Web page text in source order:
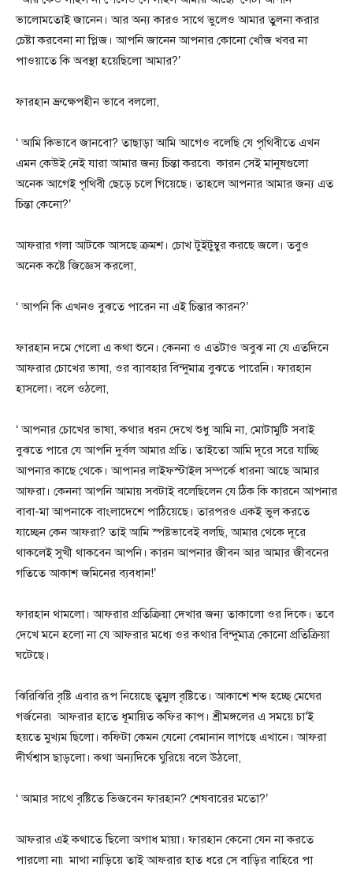
ভালোমতোই জানেন। আর অন্য কারও সাথে ভুলেও আমার তুলনা করার
চেষ্টা করবেনা না প্লিজ। আপনি জানেন আপনার কোনো খোঁজ খবর না
পাওয়াতে কি অবস্থা হয়েছিলো আমার?’
ফারহান ভ্রুক্ষেপহীন ভাবে বললো,
‘ আমি কিভাবে জানবো? তাছাড়া আমি আগেও বলেছি যে পৃথিবীতে এখন
এমন কেউই নেই যারা আমার জন্য চিন্তা করবে৷ কারন সেই মানুষগুলো
অনেক আগেই পৃথিবী ছেড়ে চলে গিয়েছে। তাহলে আপনার আমার জন্য এত
চিন্তা কেনো?’
আফরার গলা আটকে আসছে ক্রমশ। চোখ টুইটুম্বুর করছে জলে। তবুও
অনেক কষ্টে জিজ্ঞেস করলো,
‘ আপনি কি এখনও বুঝতে পারেন না এই চিন্তার কারন?’
ফারহান দমে গেলো এ কথা শুনে। কেননা ও এতটাও অবুঝ না যে এতদিনে
আফরার চোখের ভাষা, ওর ব্যাবহার বিন্দুমাত্র বুঝতে পারেনি। ফারহান
হাসলো। বলে ওঠলো,
‘ আপনার চোখের ভাষা, কথার ধরন দেখে শুধু আমি না, মোটামুটি সবাই
বুঝতে পারে যে আপনি দুর্বল আমার প্রতি। তাইতো আমি দূরে সরে যাচ্ছি
আপনার কাছে থেকে। আপানর লাইফস্টাইল সম্পর্কে ধারনা আছে আমার
আফরা। কেননা আপনি আমায় সবটাই বলেছিলেন যে ঠিক কি কারনে আপনার
বাবা-মা আপনাকে বাংলাদেশে পাঠিয়েছে। তারপরও একই ভুল করতে
যাচ্ছেন কেন আফরা? তাই আমি স্পষ্টভাবেই বলছি, আমার থেকে দূরে
থাকলেই সুখী থাকবেন আপনি। কারন আপনার জীবন আর আমার জীবনের
গতিতে আকাশ জমিনের ব্যবধান!’
ফারহান থামলো। আফরার প্রতিক্রিয়া দেখার জন্য তাকালো ওর দিকে। তবে
দেখে মনে হলো না যে আফরার মধ্যে ওর কথার বিন্দুমাত্র কোনো প্রতিক্রিয়া
ঘটেছে।
ঝিরিঝিরি বৃষ্টি এবার রূপ নিয়েছে তুমুল বৃষ্টিতে। আকাশে শব্দ হচ্ছে মেঘের
গর্জনের৷ আফরার হাতে ধূমায়িত কফির কাপ। শ্রীমঙ্গলের এ সময়ে চা’ই
হয়তে মুখ্যম ছিলো। কফিটা কেমন যেনো বেমানান লাগছে এখানে। আফরা
দীর্ঘশ্বাস ছাড়লো। কথা অন্যদিকে ঘুরিয়ে বলে উঠলো,
‘ আমার সাথে বৃষ্টিতে ভিজবেন ফারহান? শেষবারের মতো?’
আফরার এই কথাতে ছিলো অগাধ মায়া। ফারহান কেনো যেন না করতে
পারলো না৷ মাথা নাড়িয়ে তাই আফরার হাত ধরে সে বাড়ির বাহিরে পা